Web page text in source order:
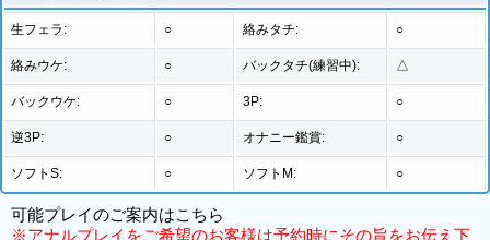
生フェラ: ○ 絡みタチ: ○
絡みウケ: ○ バックタチ(練習中): △
バックウケ: ○ 3P: ○
逆3P: ○ オナニー鑑賞: ○
ソフトS: ○ ソフトM: ○
可能プレイのご案内はこちら
※アナルプレイをご希望のお客様は予約時にその旨をお伝え下